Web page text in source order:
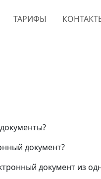
ТАРИФЫ
документ?
документ из